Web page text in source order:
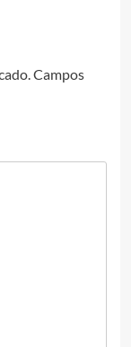
Campos